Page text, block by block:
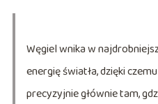
Węgiel wnika w
energię światła, dzięki
precyzyjnie głównie tam,